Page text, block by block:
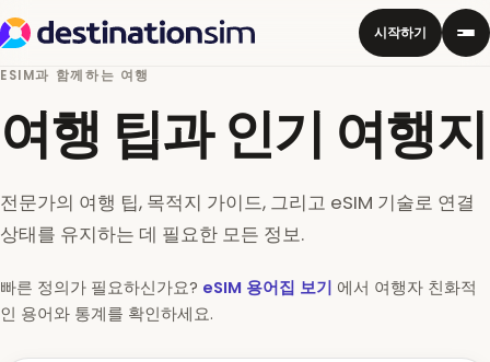
시작하기
ESIM과 함께하는 여행
여행 팁과 인기 여행지
전문가의 여행 팁, 목적지 가이드, 그리고 eSIM 기술로 연결
상태를 유지하는 데 필요한 모든 정보.
빠른 정의가 필요하신가요? eSIM 용어집 보기 에서 여행자 친화적
인 용어와 통계를 확인하세요.